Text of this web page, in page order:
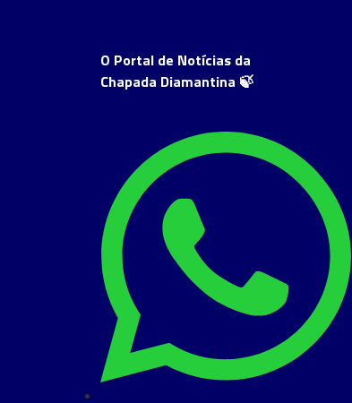
O Portal de Notícias da
Chapada Diamantina 🍃